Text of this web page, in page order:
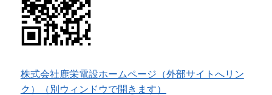
株式会社鹿栄電設ホームページ（外部サイトへリン
ク）（別ウィンドウで開きます）